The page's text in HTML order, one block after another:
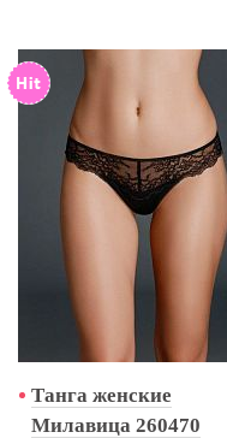
Танга женские
Милавица 260470